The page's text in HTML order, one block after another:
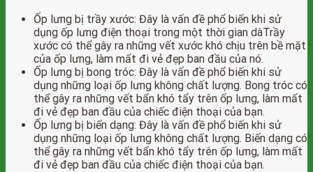
Ốp lưng bị trầy xước: Đây là vấn đề phổ biến khi sử
dụng ốp lưng điện thoại trong một thời gian dàTrầy
xước có thể gây ra những vết xước khó chịu trên bề mặt
của ốp lưng, làm mất đi vẻ đẹp ban đầu của nó.
Ốp lưng bị bong tróc: Đây là vấn đề phổ biến khi sử
dụng những loại ốp lưng không chất lượng. Bong tróc có
thể gây ra những vết bẩn khó tẩy trên ốp lưng, làm mất
đi vẻ đẹp ban đầu của chiếc điện thoại của bạn.
Ốp lưng bị biến dạng: Đây là vấn đề phổ biến khi sử
dụng những loại ốp lưng không chất lượng. Biến dạng có
thể gây ra những vết bẩn khó tẩy trên ốp lưng, làm mất
đi vẻ đẹp ban đầu của chiếc điện thoại của bạn.